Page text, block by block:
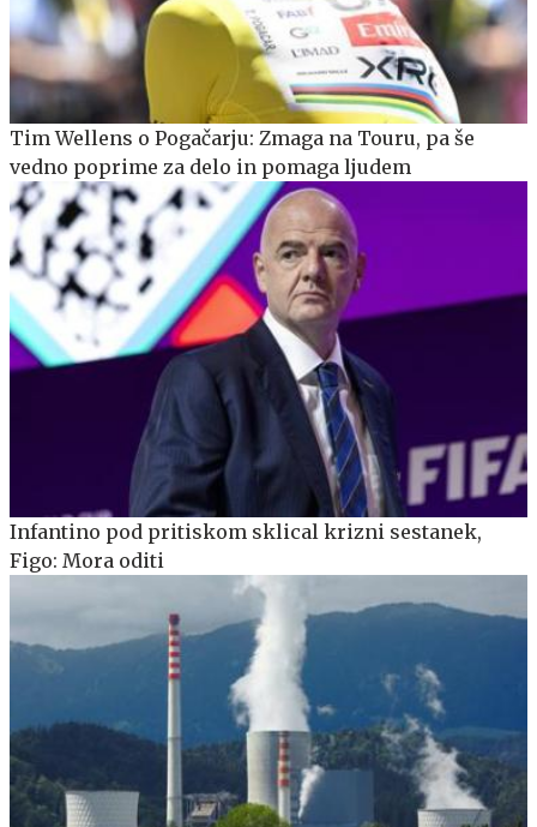
Tim Wellens o Pogačarju: Zmaga na Touru, pa še
vedno poprime za delo in pomaga ljudem
Infantino pod pritiskom sklical krizni sestanek,
Figo: Mora oditi